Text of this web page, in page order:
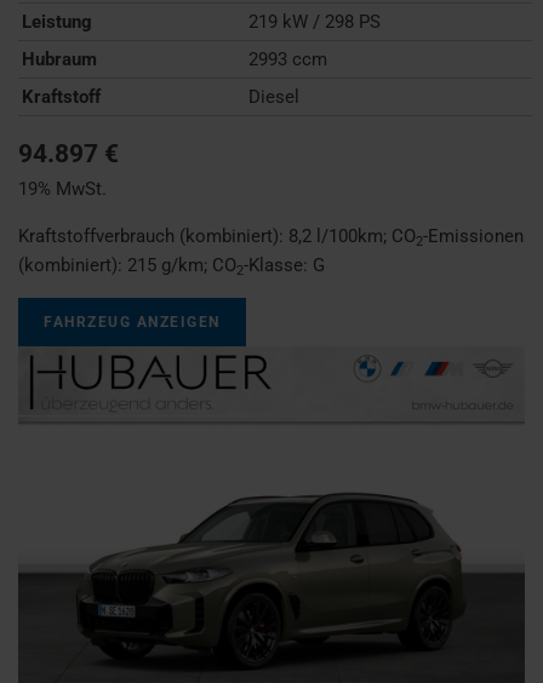
Leistung
219 kW / 298 PS
Hubraum
2993 ccm
Kraftstoff
Diesel
94.897 €
19% MwSt.
Kraftstoffverbrauch (kombiniert): 8,2 l/100km; CO2-Emissionen
(kombiniert): 215 g/km; CO2-Klasse: G
FAHRZEUG ANZEIGEN